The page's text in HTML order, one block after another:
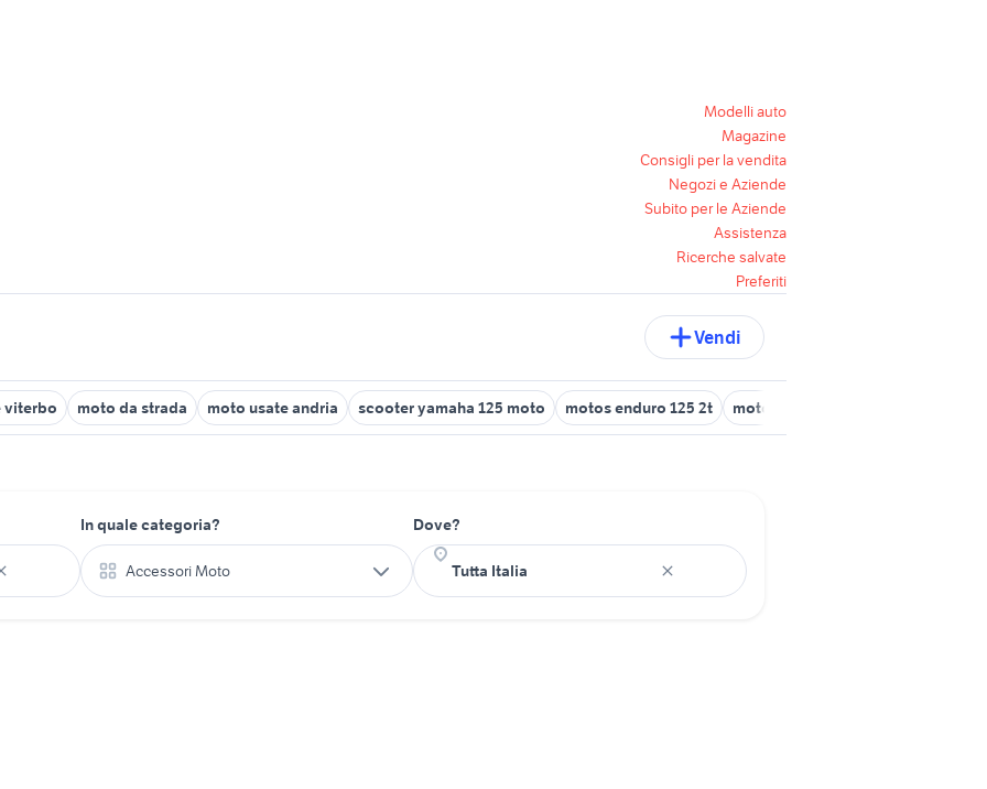
Modelli auto
Magazine
Consigli per la vendita
Negozi e Aziende
Subito per le Aziende
Assistenza
Ricerche salvate
Preferiti
Vendi
viterbo moto da strada moto usate andria scooter yamaha 125 moto motos enduro 125 2t moto BMW R 1150 R
In quale categoria?
Accessori Moto
Dove?